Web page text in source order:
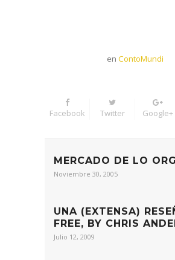
en ContoMundi
Facebook Twitter Google+
MERCADO DE LO
Noviembre 30, 2005
UNA (EXTENSA)
FREE, BY CHRIS
Julio 12, 2009